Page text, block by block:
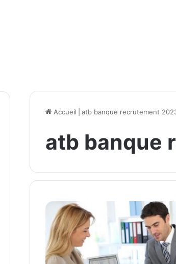
Accueil atb banque recrutement
atb banque